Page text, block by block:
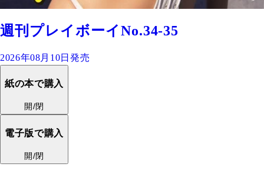
週刊プレイボーイNo.34-35
2026年08月10日発売
紙の本で購入
開/閉
電子版で購入
開/閉